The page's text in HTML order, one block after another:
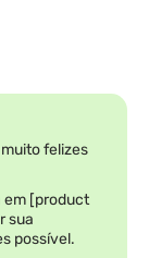
felizes
em [product
sua
possível.